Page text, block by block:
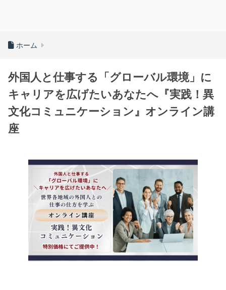
ホーム
外国人と仕事する「グローバル環境」に
キャリアを広げたいあなたへ『実践！異
文化コミュニケーション』オンライン講
座